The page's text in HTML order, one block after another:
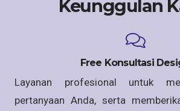
Keunggulan
Free Konsultasi
Layanan profesional untuk
pertanyaan Anda, serta